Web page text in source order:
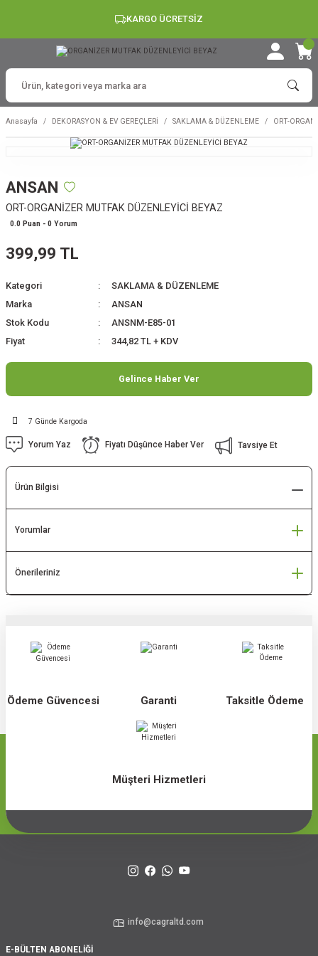
KARGO ÜCRETSİZ
Anasayfa DEKORASYON & EV GEREÇLERİ SAKLAMA & DÜZENLEME ORT-
ANSAN
ORT-ORGANİZER MUTFAK DÜZENLEYİCİ BEYAZ
0.0 Puan - 0 Yorum
399,99 TL
Kategori
SAKLAMA & DÜZENLEME
Marka
ANSAN
Stok Kodu
ANSNM-E85-01
Fiyat
344,82 TL + KDV
Gelince Haber Ver
7 Günde Kargoda
Yorum Yaz Fiyatı Düşünce Haber Ver Tavsiye Et
Ürün Bilgisi
Yorumlar
Önerileriniz
Ödeme Güvencesi Garanti Taksitle Ödeme
Müşteri Hizmetleri
info@cagraltd.com
E-BÜLTEN ABONELİĞİ